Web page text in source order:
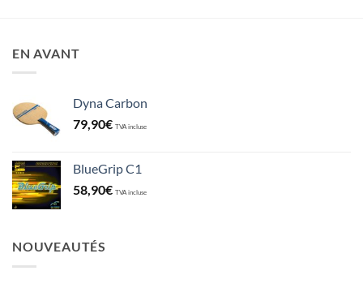
EN AVANT
Dyna Carbon
79,90€ TVA incluse
BlueGrip C1
58,90€ TVA incluse
NOUVEAUTÉS